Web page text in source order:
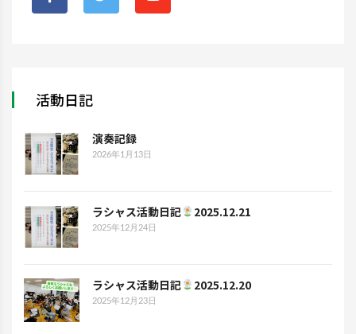
活動日記
演奏記録
2026年1月13日
ラシャス活動日記 2025.12.21
2025年12月24日
ラシャス活動日記 2025.12.20
2025年12月23日